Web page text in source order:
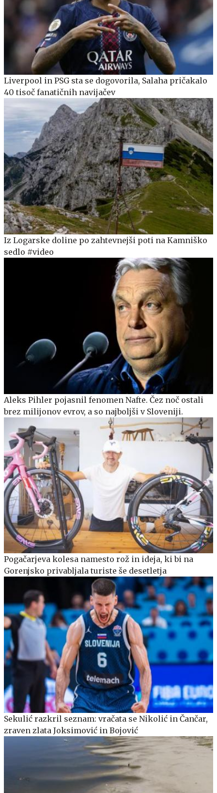
Liverpool in PSG sta se dogovorila, Salaha pričakalo
40 tisoč fanatičnih navijačev
Iz Logarske doline po zahtevnejši poti na Kamniško
sedlo #video
Aleks Pihler pojasnil fenomen Nafte. Čez noč ostali
brez milijonov evrov, a so najboljši v Sloveniji.
Pogačarjeva kolesa namesto rož in ideja, ki bi na
Gorenjsko privabljala turiste še desetletja
Sekulić razkril seznam: vračata se Nikolić in Čančar,
zraven zlata Joksimović in Bojović